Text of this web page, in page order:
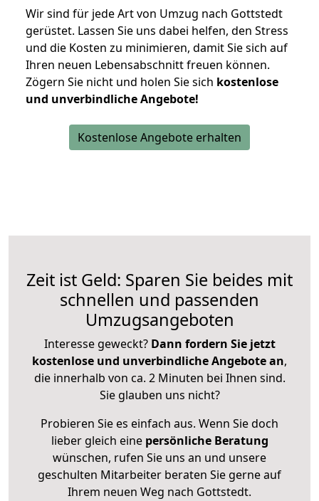
Wir sind für jede Art von Umzug nach Gottstedt
gerüstet. Lassen Sie uns dabei helfen, den Stress
und die Kosten zu minimieren, damit Sie sich auf
Ihren neuen Lebensabschnitt freuen können.
Zögern Sie nicht und holen Sie sich kostenlose
und unverbindliche Angebote!
Kostenlose Angebote erhalten
Zeit ist Geld: Sparen Sie beides mit
schnellen und passenden
Umzugsangeboten
Interesse geweckt? Dann fordern Sie jetzt
kostenlose und unverbindliche Angebote an,
die innerhalb von ca. 2 Minuten bei Ihnen sind.
Sie glauben uns nicht?
Probieren Sie es einfach aus. Wenn Sie doch
lieber gleich eine persönliche Beratung
wünschen, rufen Sie uns an und unsere
geschulten Mitarbeiter beraten Sie gerne auf
Ihrem neuen Weg nach Gottstedt.